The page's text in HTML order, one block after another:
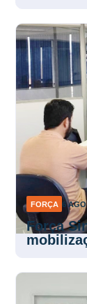
FORÇA 6
Força